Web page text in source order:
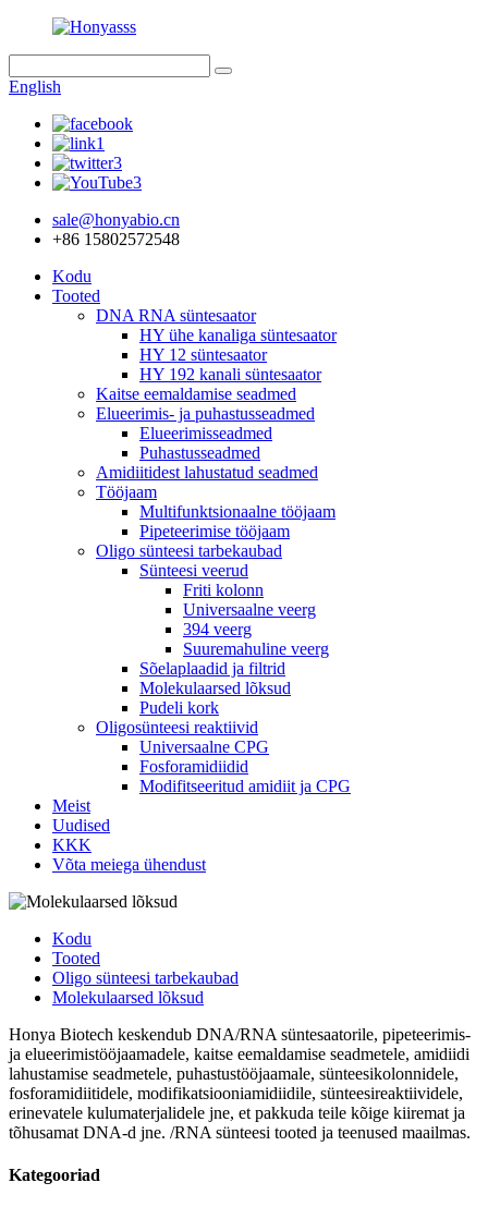
English
sale@honyabio.cn
+86 15802572548
Kodu
Tooted
DNA RNA süntesaator
HY ühe kanaliga süntesaator
HY 12 süntesaator
HY 192 kanali süntesaator
Kaitse eemaldamise seadmed
Elueerimis- ja puhastusseadmed
Elueerimisseadmed
Puhastusseadmed
Amidiitidest lahustatud seadmed
Tööjaam
Multifunktsionaalne tööjaam
Pipeteerimise tööjaam
Oligo sünteesi tarbekaubad
Sünteesi veerud
Friti kolonn
Universaalne veerg
394 veerg
Suuremahuline veerg
Sõelaplaadid ja filtrid
Molekulaarsed lõksud
Pudeli kork
Oligosünteesi reaktiivid
Universaalne CPG
Fosforamidiidid
Modifitseeritud amidiit ja CPG
Meist
Uudised
KKK
Võta meiega ühendust
Kodu
Tooted
Oligo sünteesi tarbekaubad
Molekulaarsed lõksud
Honya Biotech keskendub DNA/RNA süntesaatorile, pipeteerimis-
ja elueerimistööjaamadele, kaitse eemaldamise seadmetele, amidiidi
lahustamise seadmetele, puhastustööjaamale, sünteesikolonnidele,
fosforamidiitidele, modifikatsiooniamidiidile, sünteesireaktiividele,
erinevatele kulumaterjalidele jne, et pakkuda teile kõige kiiremat ja
tõhusamat DNA-d jne. /RNA sünteesi tooted ja teenused maailmas.
Kategooriad